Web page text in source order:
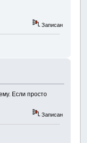
Записан
Если просто
Записан